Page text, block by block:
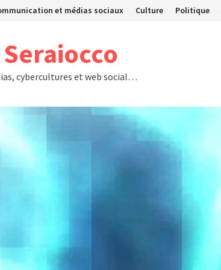
et médias sociaux Culture Politique
cybercultures et web social…